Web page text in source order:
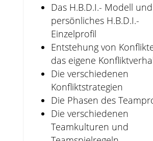
Das H.B.D.I.- Modell
persönliches H.B.D.I.-
Einzelprofil
Entstehung von
das eigene
Die verschiedenen
Konfliktstrategien
Die Phasen des
Die verschiedenen
Teamkulturen und